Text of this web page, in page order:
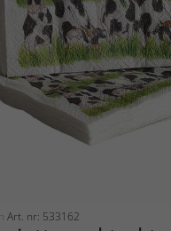
Art. nr: 533162